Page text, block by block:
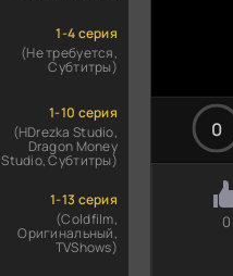
1-4 серия
(Не требуется,
Субтитры)
1-10 серия
(HDrezka Studio,
Dragon Money
Studio, Субтитры)
1-13 серия
(Coldfilm,
Оригинальный,
TVShows)
0
0